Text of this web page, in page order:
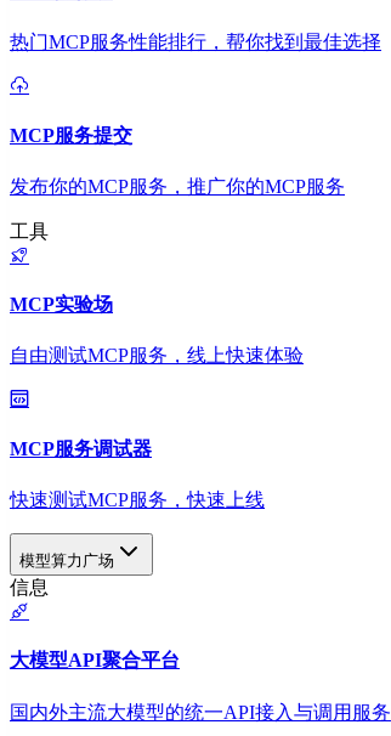
热门MCP服务性能排行，帮你找到最佳选择
MCP服务提交
发布你的MCP服务，推广你的MCP服务
工具
MCP实验场
自由测试MCP服务，线上快速体验
MCP服务调试器
快速测试MCP服务，快速上线
模型算力广场
信息
大模型API聚合平台
国内外主流大模型的统一API接入与调用服务